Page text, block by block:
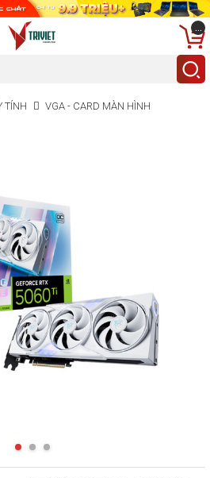
...
TÍNH VGA - CARD MÀN HÌNH